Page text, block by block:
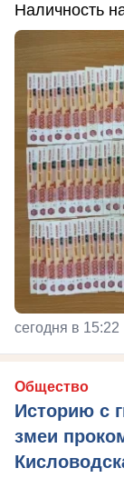
Наличность
сегодня в 15:22
Общество
Историю с
змеи